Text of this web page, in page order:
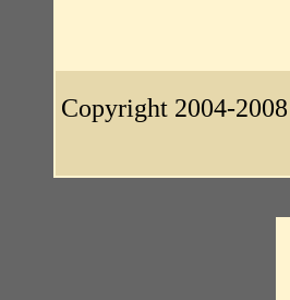
Copyright 2004-2008